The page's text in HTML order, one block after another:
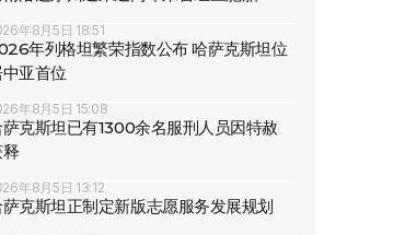
年8月5日 18:51
年列格坦繁荣指数公布 哈萨克斯坦位
中亚首位
年8月5日 15:08
萨克斯坦已有1300余名服刑人员因特赦
年8月5日 13:12
萨克斯坦正制定新版志愿服务发展规划